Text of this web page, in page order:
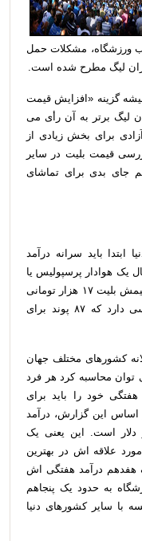
ورزشگاه، مشکلات حمل
لیگ مطرح شده است.
گزینه «افزایش قیمت
لیگ برتر به آن رأی می
آزادی برای بخش زیادی از
قیمت بلیت در سایر
جای بدی برای تماشای
باید سرانه درآمد
یک هوادار پرسپولیس یا
استقلال که قرار است در بازی های خانگی تیمش بلیت ۱۷ هزار تومانی
بخرد، درآمد متفاوتی با یک شهروند انگلیسی دارد که ۸۷ پوند برای
کشورهای مختلف جهان
توان محاسبه کرد هر فرد
خود را باید برای
اساس این گزارش، درآمد
در سال کمی بیشتر از ۵ هزار دلار است. این یعنی یک
علاقه اش در بهترین
هفدهم درآمد هفتگی اش
به حدود یک پنجاهم
با سایر کشورهای دنیا